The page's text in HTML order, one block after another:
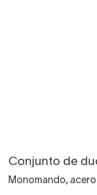
Conjunto de
Monomando,